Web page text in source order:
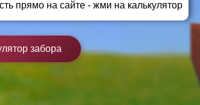
для дачи
и ограждения для школ
участок 10 соток
прямо на сайте - жми на калькулятор
забора